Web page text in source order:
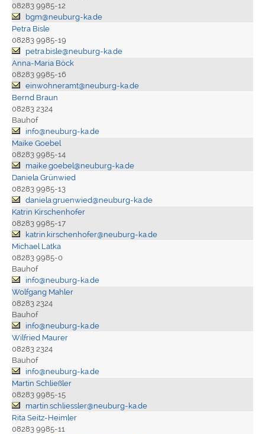
08283 9985-12
bgm@neuburg-ka.de
Petra Bisle
08283 9985-19
petra.bisle@neuburg-ka.de
Anna-Maria Böck
08283 9985-16
einwohneramt@neuburg-ka.de
Bernd Braun
08283 2324
Bauhof
info@neuburg-ka.de
Maike Goebel
08283 9985-14
maike.goebel@neuburg-ka.de
Daniela Grünwied
08283 9985-13
daniela.gruenwied@neuburg-ka.de
Katrin Kirschenhofer
08283 9985-17
katrin.kirschenhofer@neuburg-ka.de
Michael Latka
08283 9985-0
Bauhof
info@neuburg-ka.de
Wolfgang Mahler
08283 2324
Bauhof
info@neuburg-ka.de
Wilfried Maurer
08283 2324
Bauhof
info@neuburg-ka.de
Martin Schließler
08283 9985-15
martin.schliessler@neuburg-ka.de
Rita Seitz-Heimler
08283 9985-11